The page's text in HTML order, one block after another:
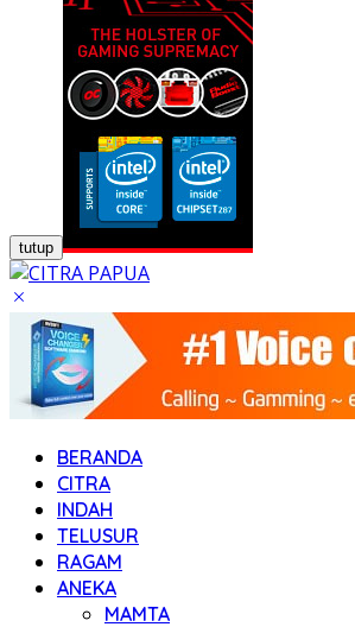
tutup
BERANDA
CITRA
INDAH
TELUSUR
RAGAM
ANEKA
MAMTA